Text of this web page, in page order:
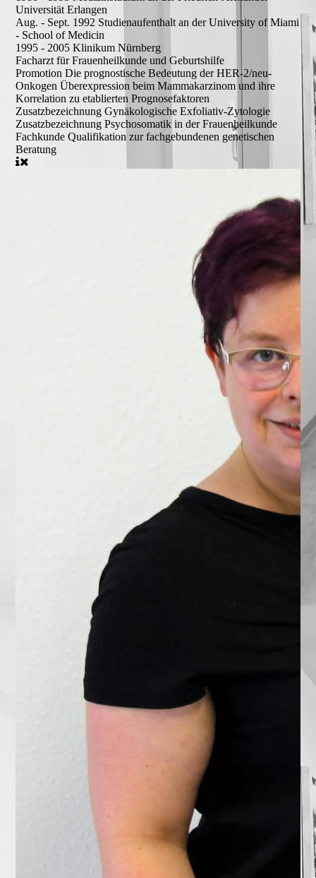
Universität Erlangen
Aug. - Sept. 1992 Studienaufenthalt an der University of Miami
- School of Medicin
1995 - 2005Klinikum Nürnberg
Facharzt für Frauenheilkunde und Geburtshilfe
PromotionDie prognostische Bedeutung der HER-2/neu-
Onkogen Überexpression beim Mammakarzinom und ihre
Korrelation zu etablierten Prognosefaktoren
ZusatzbezeichnungGynäkologische Exfoliativ-Zytologie
ZusatzbezeichnungPsychosomatik in der Frauenheilkunde
FachkundeQualifikation zur fachgebundenen genetischen
Beratung